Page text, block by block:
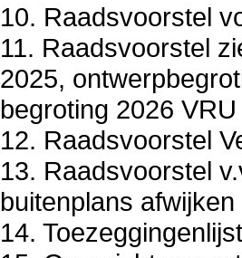
10. Raadsvoorstel
11. Raadsvoorstel
2025,
begroting 2026 VRU
12. Raadsvoorstel
13. Raadsvoorstel
buitenplans
14.